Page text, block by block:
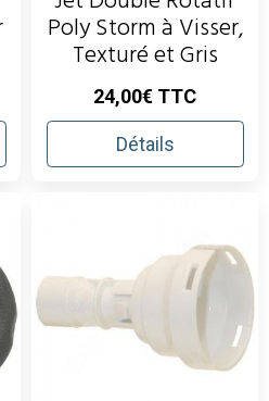
Poly Storm à Visser,
Texturé et Gris
24,00€ TTC
Détails